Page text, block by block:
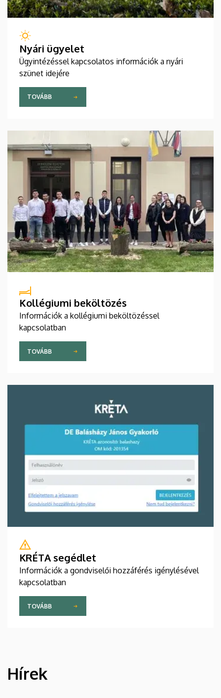
Nyári ügyelet
Ügyintézéssel kapcsolatos információk a nyári
szünet idejére
TOVÁBB
Kollégiumi beköltözés
Információk a kollégiumi beköltözéssel
kapcsolatban
TOVÁBB
KRÉTA segédlet
Információk a gondviselői hozzáférés igénylésével
kapcsolatban
TOVÁBB
HÍREK
Hírek